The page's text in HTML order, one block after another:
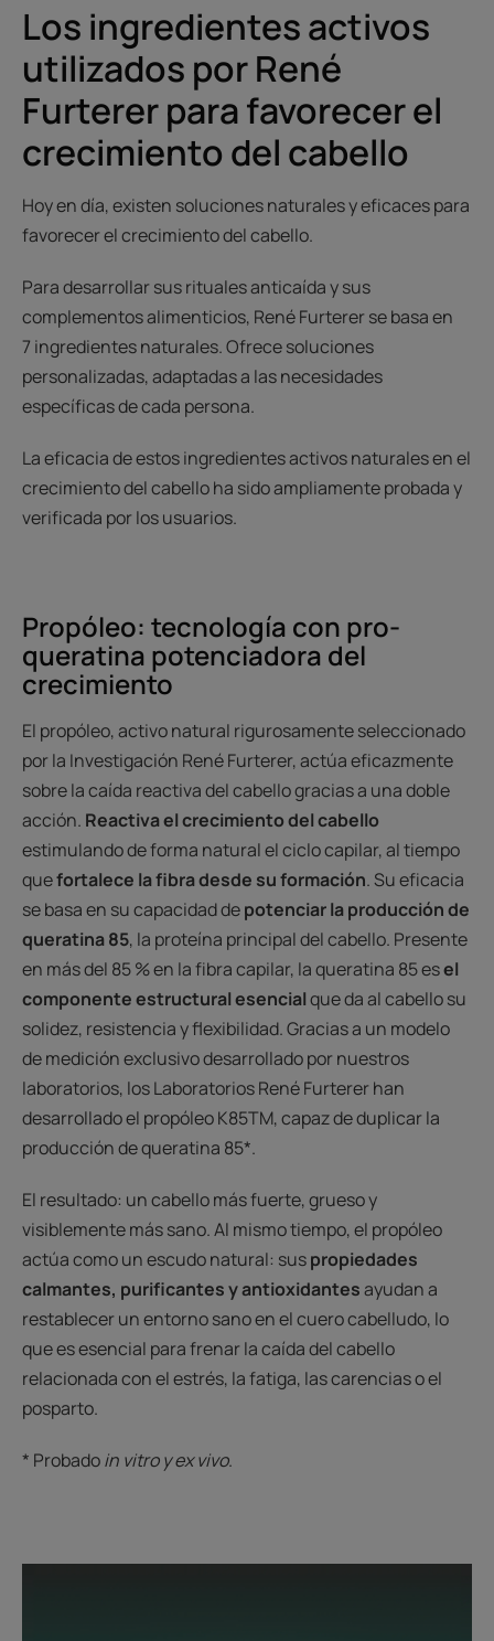
Los ingredientes activos
utilizados por René
Furterer para favorecer el
crecimiento del cabello
Hoy en día, existen soluciones naturales y eficaces para
favorecer el crecimiento del cabello.
Para desarrollar sus rituales anticaída y sus
complementos alimenticios, René Furterer se basa en
7 ingredientes naturales. Ofrece soluciones
personalizadas, adaptadas a las necesidades
específicas de cada persona.
La eficacia de estos ingredientes activos naturales en el
crecimiento del cabello ha sido ampliamente probada y
verificada por los usuarios.
Propóleo: tecnología con pro-
queratina potenciadora del
crecimiento
El propóleo, activo natural rigurosamente seleccionado
por la Investigación René Furterer, actúa eficazmente
sobre la caída reactiva del cabello gracias a una doble
acción. Reactiva el crecimiento del cabello
estimulando de forma natural el ciclo capilar, al tiempo
quefortalece la fibra desde su formación. Su eficacia
se basa en su capacidad depotenciar la producción de
queratina 85, la proteína principal del cabello. Presente
en más del 85 % en la fibra capilar, la queratina 85 esel
componente estructural esencialque da al cabello su
solidez, resistencia y flexibilidad. Gracias a un modelo
de medición exclusivo desarrollado por nuestros
laboratorios, los Laboratorios René Furterer han
desarrollado el propóleo K85TM, capaz de duplicar la
producción de queratina 85*.
El resultado: un cabello más fuerte, grueso y
visiblemente más sano. Al mismo tiempo, el propóleo
actúa como un escudo natural: suspropiedades
calmantes, purificantes y antioxidantesayudan a
restablecer un entorno sano en el cuero cabelludo, lo
que es esencial para frenar la caída del cabello
relacionada con el estrés, la fatiga, las carencias o el
posparto.
* Probadoin vitro y ex vivo.